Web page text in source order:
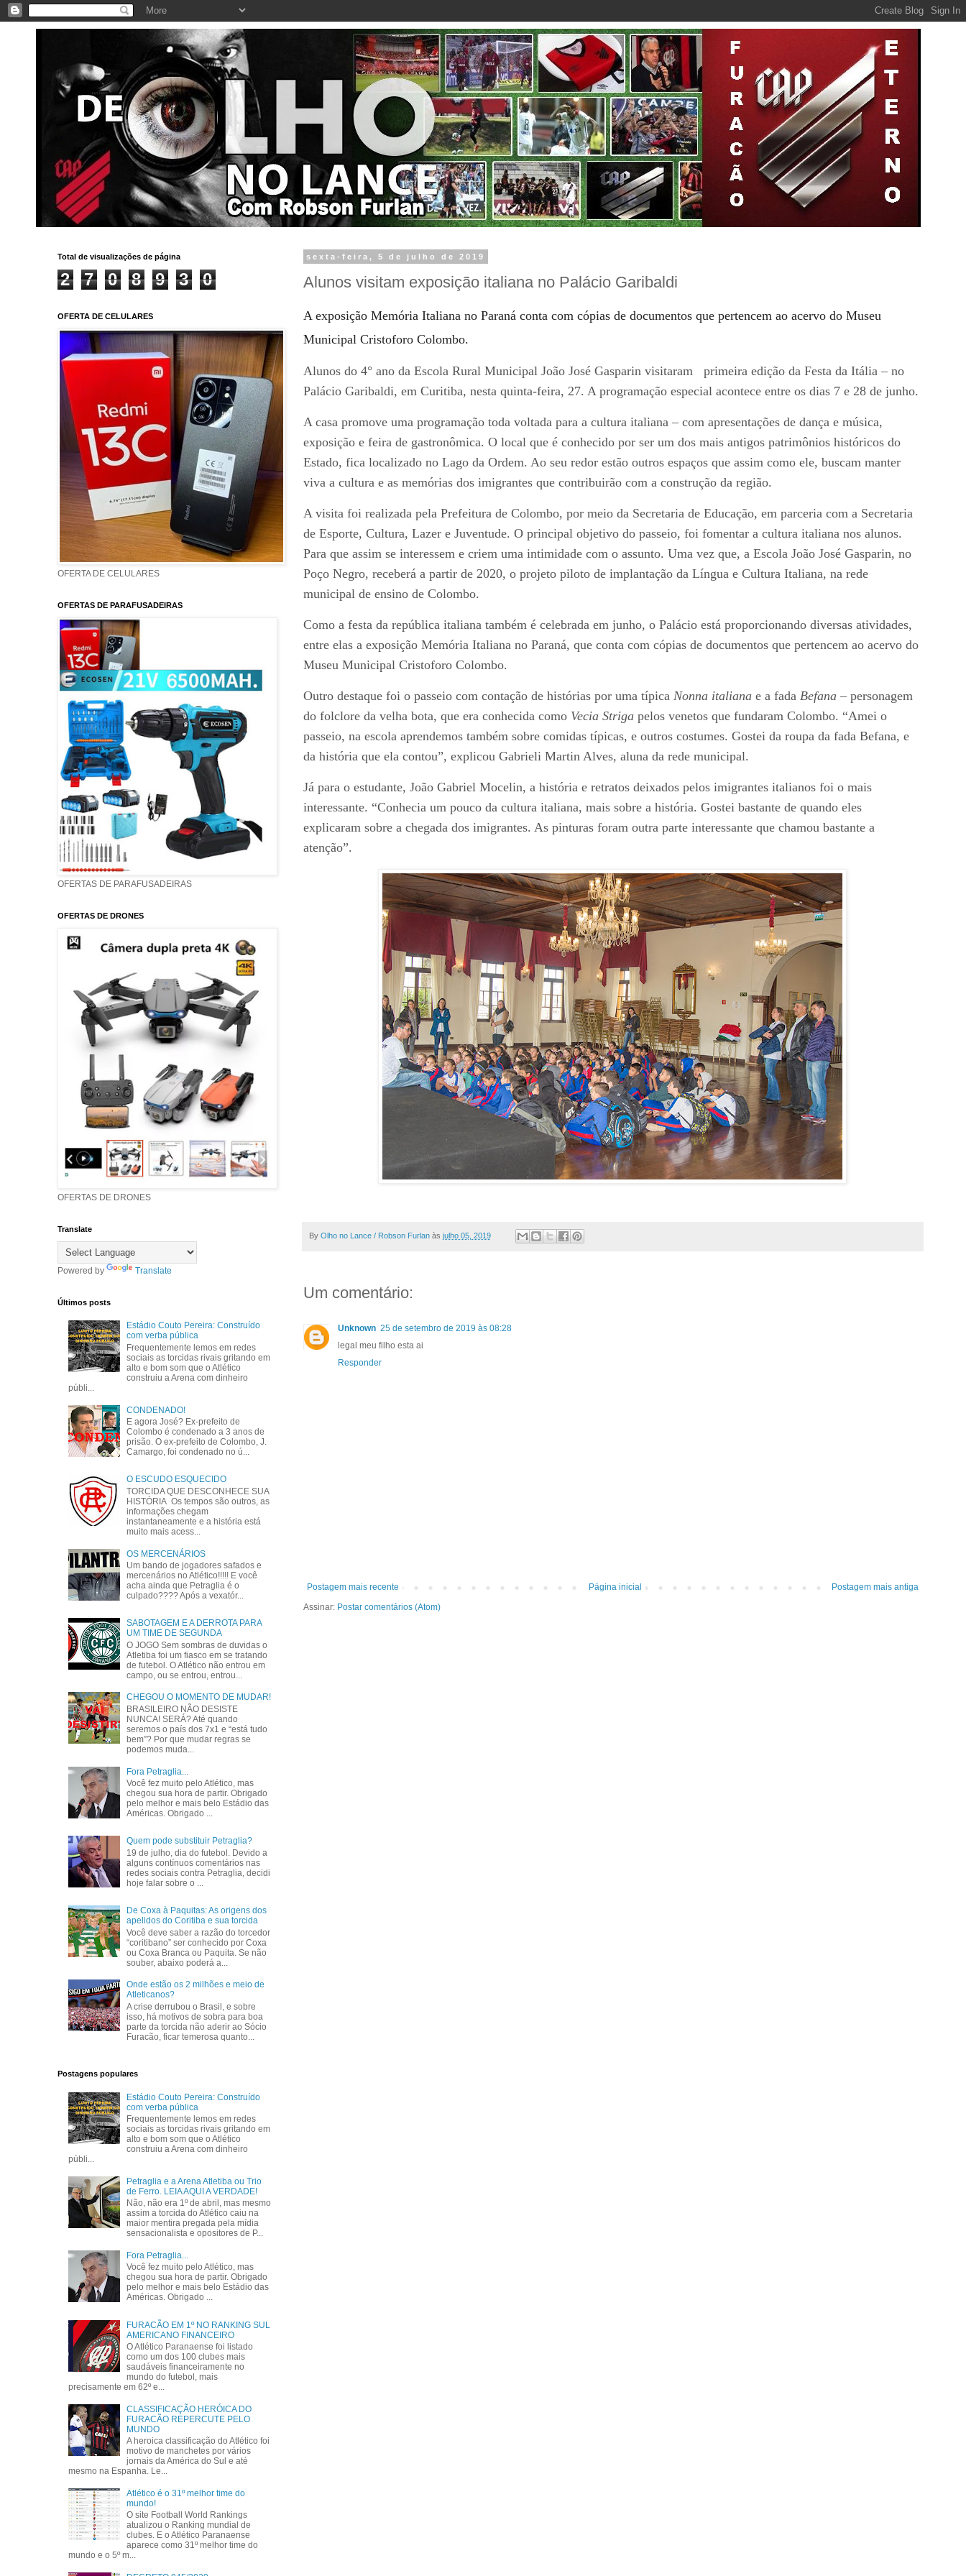
sexta-feira, 5 de julho de 2019
Alunos visitam exposição italiana no Palácio Garibaldi
A exposição Memória Italiana no Paraná conta com cópias de documentos que pertencem ao acervo do Museu
Municipal Cristoforo Colombo.
Alunos do 4° ano da Escola Rural Municipal João José Gasparin visitaram primeira edição da Festa da Itália – no
Palácio Garibaldi, em Curitiba, nesta quinta-feira, 27. A programação especial acontece entre os dias 7 e 28 de junho.
A casa promove uma programação toda voltada para a cultura italiana – com apresentações de dança e música,
exposição e feira de gastronômica. O local que é conhecido por ser um dos mais antigos patrimônios históricos do
Estado, fica localizado no Lago da Ordem. Ao seu redor estão outros espaços que assim como ele, buscam manter
viva a cultura e as memórias dos imigrantes que contribuirão com a construção da região.
A visita foi realizada pela Prefeitura de Colombo, por meio da Secretaria de Educação, em parceria com a Secretaria
de Esporte, Cultura, Lazer e Juventude. O principal objetivo do passeio, foi fomentar a cultura italiana nos alunos.
Para que assim se interessem e criem uma intimidade com o assunto. Uma vez que, a Escola João José Gasparin, no
Poço Negro, receberá a partir de 2020, o projeto piloto de implantação da Língua e Cultura Italiana, na rede
municipal de ensino de Colombo.
Como a festa da república italiana também é celebrada em junho, o Palácio está proporcionando diversas atividades,
entre elas a exposição Memória Italiana no Paraná, que conta com cópias de documentos que pertencem ao acervo do
Museu Municipal Cristoforo Colombo.
Outro destaque foi o passeio com contação de histórias por uma típica Nonna italiana e a fada Befana –personagem
do folclore da velha bota, que era conhecida como Vecia Strigapelos venetos que fundaram Colombo. “Amei o
passeio, na escola aprendemos também sobre comidas típicas, e outros costumes. Gostei da roupa da fada Befana, e
da história que ela contou”, explicou Gabrieli Martin Alves, aluna da rede municipal.
Já para o estudante, João Gabriel Mocelin, a história e retratos deixados pelos imigrantes italianos foi o mais
interessante. “Conhecia um pouco da cultura italiana, mais sobre a história. Gostei bastante de quando eles
explicaram sobre a chegada dos imigrantes. As pinturas foram outra parte interessante que chamou bastante a
atenção”.
By Olho no Lance / Robson Furlan às julho 05, 2019
Um comentário:
Unknown 25 de setembro de 2019 às 08:28
legal meu filho esta ai
Responder
Postagem mais recente Postagem mais antiga
Página inicial
Assinar: Postar comentários (Atom)
Total de visualizações de página
2 7 0 8 9 3 0
OFERTA DE CELULARES
OFERTA DE CELULARES
OFERTAS DE PARAFUSADEIRAS
OFERTAS DE PARAFUSADEIRAS
OFERTAS DE DRONES
OFERTAS DE DRONES
Translate
Powered by Translate
Últimos posts
Estádio Couto Pereira: Construído
com verba pública
Frequentemente lemos em redes
sociais as torcidas rivais gritando em
alto e bom som que o Atlético
construiu a Arena com dinheiro
públi...
CONDENADO!
E agora José? Ex-prefeito de
Colombo é condenado a 3 anos de
prisão. O ex-prefeito de Colombo, J.
Camargo, foi condenado no ú...
O ESCUDO ESQUECIDO
TORCIDA QUE DESCONHECE SUA
HISTÓRIA Os tempos são outros, as
informações chegam
instantaneamente e a história está
muito mais acess...
OS MERCENÁRIOS
Um bando de jogadores safados e
mercenários no Atlético!!!!! E você
acha ainda que Petraglia é o
culpado???? Após a vexatór...
SABOTAGEM E A DERROTA PARA
UM TIME DE SEGUNDA
O JOGO Sem sombras de duvidas o
Atletiba foi um fiasco em se tratando
de futebol. O Atlético não entrou em
campo, ou se entrou, entrou...
CHEGOU O MOMENTO DE MUDAR!
BRASILEIRO NÃO DESISTE
NUNCA! SERÁ? Até quando
seremos o país dos 7x1 e “está tudo
bem”? Por que mudar regras se
podemos muda...
Fora Petraglia...
Você fez muito pelo Atlético, mas
chegou sua hora de partir. Obrigado
pelo melhor e mais belo Estádio das
Américas. Obrigado ...
Quem pode substituir Petraglia?
19 de julho, dia do futebol. Devido a
alguns contínuos comentários nas
redes sociais contra Petraglia, decidi
hoje falar sobre o ...
De Coxa à Paquitas: As origens dos
apelidos do Coritiba e sua torcida
Você deve saber a razão do torcedor
“coritibano” ser conhecido por Coxa
ou Coxa Branca ou Paquita. Se não
souber, abaixo poderá a...
Onde estão os 2 milhões e meio de
Atleticanos?
A crise derrubou o Brasil, e sobre
isso, há motivos de sobra para boa
parte da torcida não aderir ao Sócio
Furacão, ficar temerosa quanto...
Postagens populares
Estádio Couto Pereira: Construído
com verba pública
Frequentemente lemos em redes
sociais as torcidas rivais gritando em
alto e bom som que o Atlético
construiu a Arena com dinheiro
públi...
Petraglia e a Arena Atletiba ou Trio
de Ferro. LEIA AQUI A VERDADE!
Não, não era 1º de abril, mas mesmo
assim a torcida do Atlético caiu na
maior mentira pregada pela mídia
sensacionalista e opositores de P...
Fora Petraglia...
Você fez muito pelo Atlético, mas
chegou sua hora de partir. Obrigado
pelo melhor e mais belo Estádio das
Américas. Obrigado ...
FURACÃO EM 1º NO RANKING SUL
AMERICANO FINANCEIRO
O Atlético Paranaense foi listado
como um dos 100 clubes mais
saudáveis financeiramente no
mundo do futebol, mais
precisamente em 62º e...
CLASSIFICAÇÃO HERÓICA DO
FURACÃO REPERCUTE PELO
MUNDO
A heroica classificação do Atlético foi
motivo de manchetes por vários
jornais da América do Sul e até
mesmo na Espanha. Le...
Atlético é o 31º melhor time do
mundo!
O site Football World Rankings
atualizou o Ranking mundial de
clubes. E o Atlético Paranaense
aparece como 31º melhor time do
mundo e o 5º m...